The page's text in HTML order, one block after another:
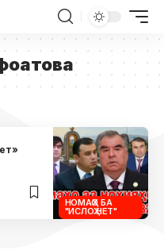
НОМАҲО БА
"ИСЛОҲ.НЕТ"